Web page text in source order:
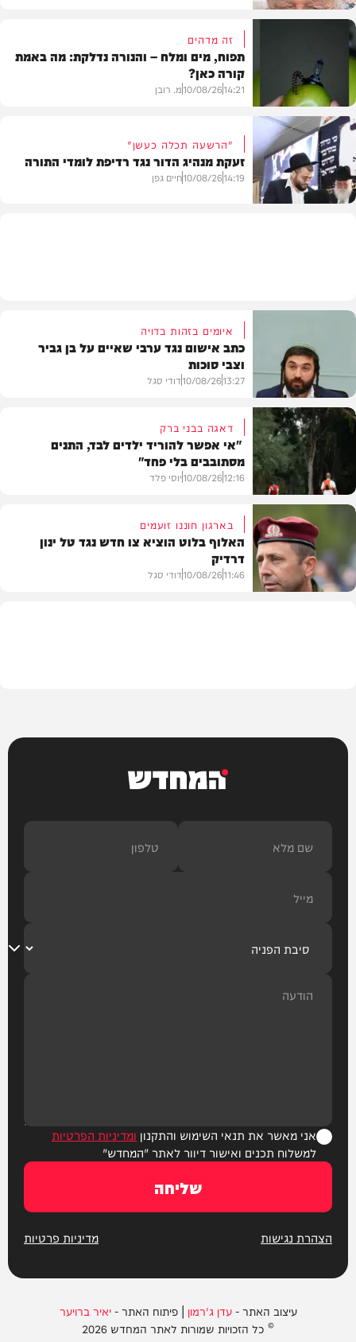
בית המדרש
וידאו
זה מדהים
תפוח, מים ומלח – והנורה נדלקת: מה באמת
קורה כאן?
14:21
10/08/26מ. רובן
"הרשעה תכלה כעשן"
זעקת מנהיג הדור נגד רדיפת לומדי התורה
14:19
10/08/26חיים גפן
חדשות
איומים בזהות בדויה
כתב אישום נגד ערבי שאיים על בן גביר
וצבי סוכות
13:27
10/08/26דודי סגל
חדשות
דאגה בבני ברק
"אי אפשר להוריד ילדים לבד, התנים
מסתובבים בלי פחד"
12:16
10/08/26יוסי פלד
בארגון חוננו זועמים
האלוף בלוט הוציא צו חדש נגד טל ינון
דרדיק
11:46
10/08/26דודי סגל
המחדש
אני מאשר את תנאי השימוש והתקנון ומדיניות הפרטיות
למשלוח תכנים ואישור דיוור לאתר "המחדש"
שליחה
הצהרת נגישות מדיניות פרטיות
עיצוב האתר -עדן ג'רמון | פיתוח האתר -יאיר ברויער
© כל הזכויות שמורות לאתר המחדש 2026